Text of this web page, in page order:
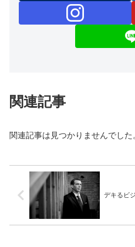
関連記事
関連記事は見つかりませんでした
デキるビ